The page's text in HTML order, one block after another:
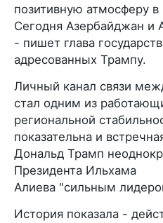
позитивную атмосферу
Сегодня Азербайджан и
- пишет глава
адресованных Трампу.
Личный канал связи
стал одним из
региональной
показательна и
Дональд Трамп
Президента Ильхама
Алиева "сильным
История показала -